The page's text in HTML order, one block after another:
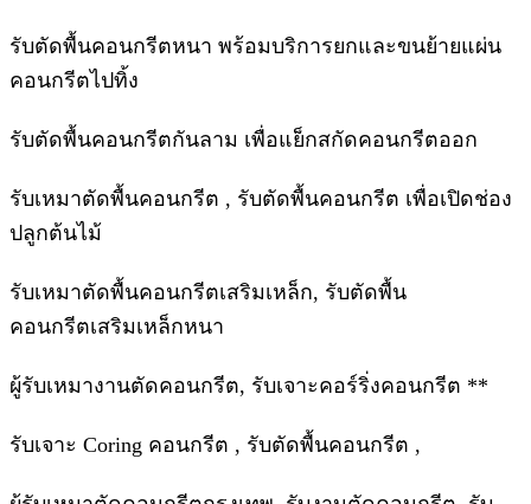
รับตัดพื้นคอนกรีตหนา พร้อมบริการยกและขนย้ายแผ่น
คอนกรีตไปทิ้ง
รับตัดพื้นคอนกรีตกันลาม เพื่อแย็กสกัดคอนกรีตออก
รับเหมาตัดพื้นคอนกรีต , รับตัดพื้นคอนกรีต เพื่อเปิดช่อง
ปลูกต้นไม้
รับเหมาตัดพื้นคอนกรีตเสริมเหล็ก, รับตัดพื้น
คอนกรีตเสริมเหล็กหนา
ผู้รับเหมางานตัดคอนกรีต, รับเจาะคอร์ริ่งคอนกรีต **
รับเจาะ Coring คอนกรีต , รับตัดพื้นคอนกรีต ,